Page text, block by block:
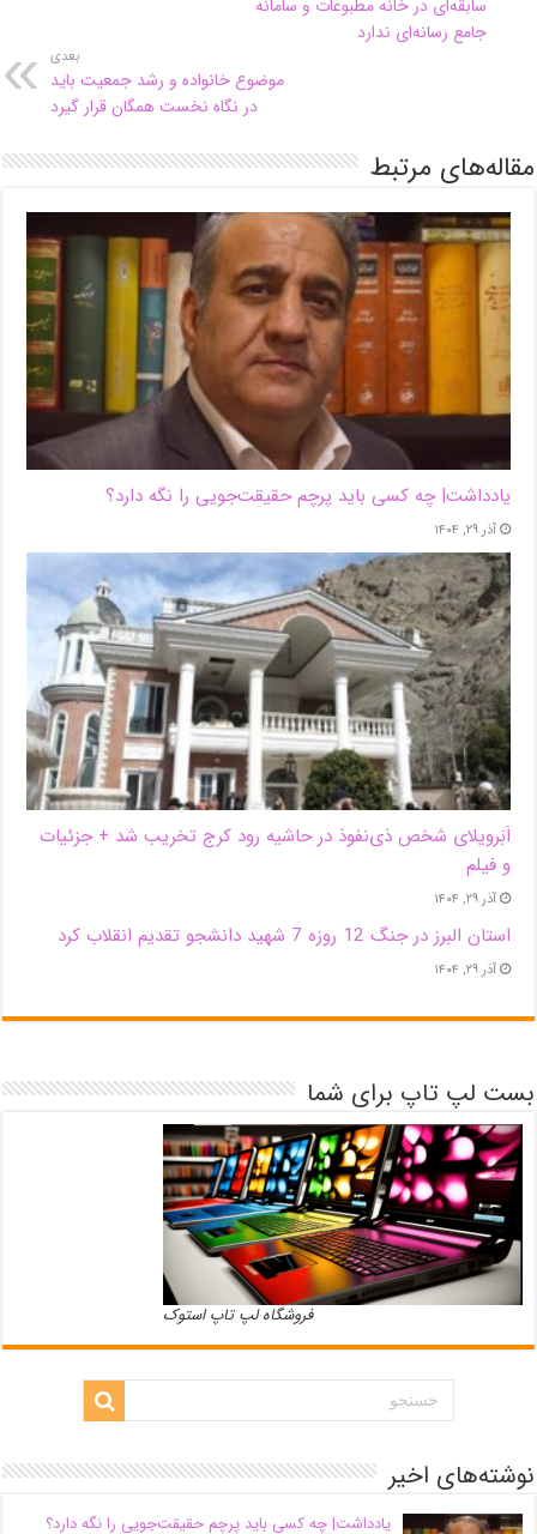
سابقه‌ای در خانه مطبوعات و سامانه
جامع رسانه‌ای ندارد
بعدی
موضوع خانواده و رشد جمعیت باید
در نگاه نخست همگان قرار گیرد
مقاله‌های مرتبط
یادداشت| ‌چه کسی باید پرچم حقیقت‌جویی را نگه دارد؟
آذر ۲۹, ۱۴۰۴
اَبَر‌ویلای شخص ذی‌نفوذ در حاشیه‌ رود کرج تخریب شد + جزئیات
و فیلم
آذر ۲۹, ۱۴۰۴
استان البرز در جنگ 12 روزه 7 شهید دانشجو تقدیم انقلاب کرد
آذر ۲۹, ۱۴۰۴
بست لپ تاپ برای شما
فروشگاه لپ تاپ استوک
نوشته‌های اخیر
یادداشت| ‌چه کسی باید پرچم حقیقت‌جویی را نگه دارد؟